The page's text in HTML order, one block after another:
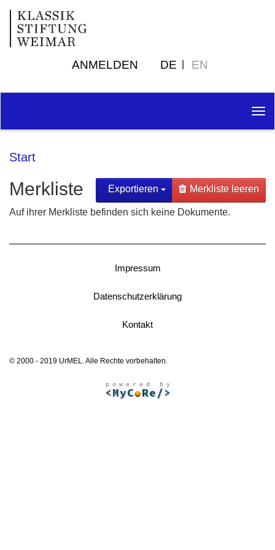
ANMELDEN DE EN
Start
Exportieren Merkliste leeren
Merkliste
Auf ihrer Merkliste befinden sich keine Dokumente.
Impressum
Datenschutzerklärung
Kontakt
© 2000 - 2019 UrMEL. Alle Rechte vorbehalten.